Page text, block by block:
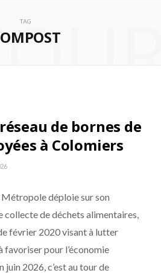
o
k
TAG
de bornes de
à Colomiers
déploie sur son
de déchets alimentaires,
février 2020 visant à lutter
favoriser pour l’économie
juin 2026, c’est au tour de